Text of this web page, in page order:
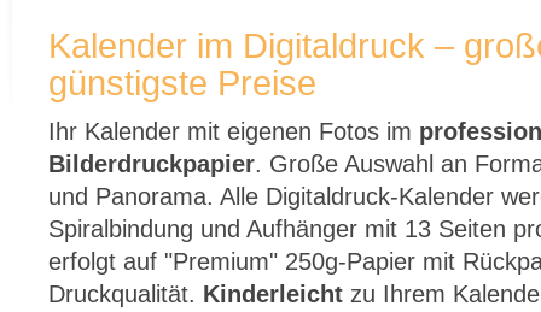
Kalender im Digitaldruck –
günstigste Preise
Ihr Kalender mit eigenen Fotos im
Bilderdruckpapier. Große Auswahl an
und Panorama. Alle Digitaldruck-Kalender
Spiralbindung und Aufhänger mit 13 Seiten
erfolgt auf "Premium" 250g-Papier mit
Druckqualität. Kinderleicht zu Ihrem